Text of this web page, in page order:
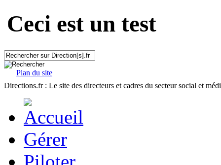
Ceci est un test
Plan du site
Directions.fr : Le site des directeurs et cadres du secteur social et
Gérer